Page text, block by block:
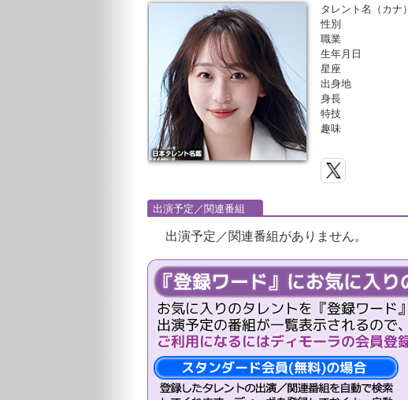
タレント名（カナ）
性別
職業
生年月日
星座
出身地
身長
特技
趣味
出演予定／関連番組
出演予定／関連番組がありません。